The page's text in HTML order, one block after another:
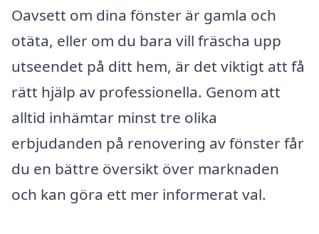
Oavsett om dina fönster är gamla och
otäta, eller om du bara vill fräscha upp
utseendet på ditt hem, är det viktigt att få
rätt hjälp av professionella. Genom att
alltid inhämtar minst tre olika
erbjudanden på renovering av fönster får
du en bättre översikt över marknaden
och kan göra ett mer informerat val.